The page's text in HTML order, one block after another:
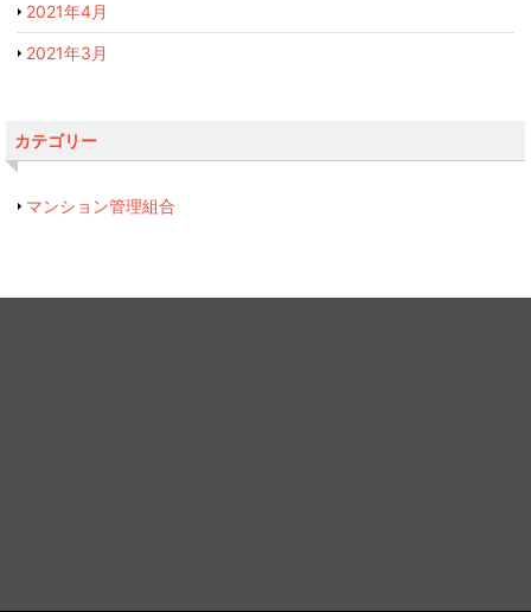
2021年4月
2021年3月
カテゴリー
マンション管理組合